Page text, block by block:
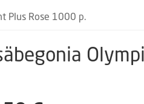
Plus Rose 1000 p.